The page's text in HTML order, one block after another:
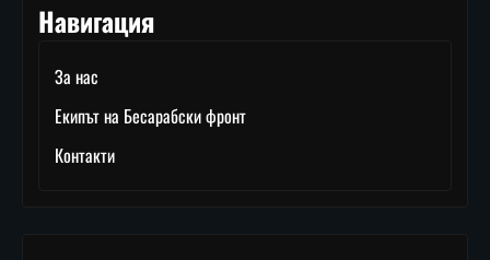
Навигация
За нас
Екипът на Бесарабски фронт
Контакти